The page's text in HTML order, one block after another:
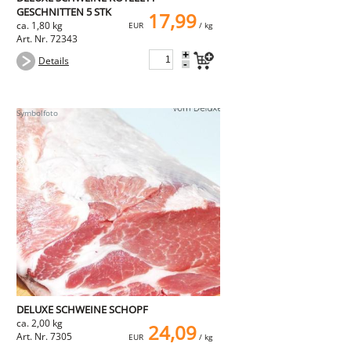
GESCHNITTEN 5 STK
ca. 1,80 kg
Art. Nr. 72343
EUR 17,99/ kg
Details +
-
DELUXE SCHWEINE SCHOPF
ca. 2,00 kg
Art. Nr. 7305
EUR 24,09/ kg